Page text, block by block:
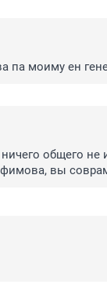
па моиму ен
общего не
вы